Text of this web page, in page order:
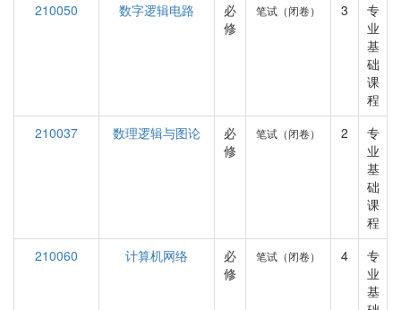
210050 数字逻辑电路
必
修
笔试（闭卷） 3
专
业
基
础
课
程
210037
数理逻辑与图论
必
修
笔试（闭卷） 2
专
业
基
础
课
程
210060
计算机网络
必
修
笔试（闭卷） 4
专
业
基